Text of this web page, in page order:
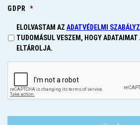
GDPR *
ELOLVASTAM AZ ADATVÉDELMI
TUDOMÁSUL VESZEM, HOGY ADATAIMAT
ELTÁROLJA.